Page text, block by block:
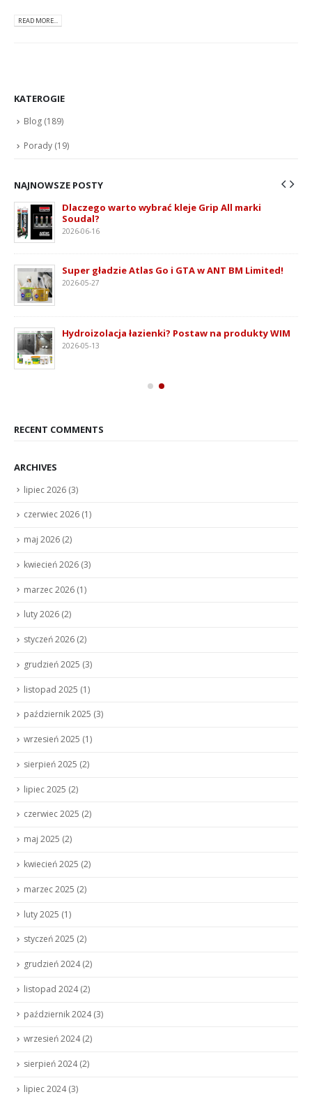
READ MORE...
KATEROGIE
Blog (189)
Porady (19)
NAJNOWSZE POSTY
Dlaczego warto wybrać kleje Grip All marki
Soudal?
2026-06-16
Super gładzie Atlas Go i GTA w ANT BM Limited!
2026-05-27
Hydroizolacja łazienki? Postaw na produkty WIM
2026-05-13
RECENT COMMENTS
ARCHIVES
lipiec 2026 (3)
czerwiec 2026 (1)
maj 2026 (2)
kwiecień 2026 (3)
marzec 2026 (1)
luty 2026 (2)
styczeń 2026 (2)
grudzień 2025 (3)
listopad 2025 (1)
październik 2025 (3)
wrzesień 2025 (1)
sierpień 2025 (2)
lipiec 2025 (2)
czerwiec 2025 (2)
maj 2025 (2)
kwiecień 2025 (2)
marzec 2025 (2)
luty 2025 (1)
styczeń 2025 (2)
grudzień 2024(2)
listopad 2024(2)
październik 2024(3)
wrzesień 2024(2)
sierpień 2024(2)
lipiec 2024(3)